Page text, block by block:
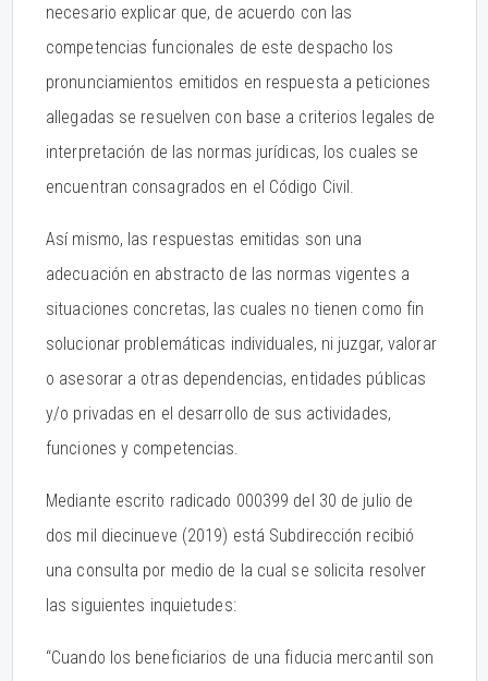
necesario explicar que, de acuerdo con las
competencias funcionales de este despacho los
pronunciamientos emitidos en respuesta a peticiones
allegadas se resuelven con base a criterios legales de
interpretación de las normas jurídicas, los cuales se
encuentran consagrados en el Código Civil.
Así mismo, las respuestas emitidas son una
adecuación en abstracto de las normas vigentes a
situaciones concretas, las cuales no tienen como fin
solucionar problemáticas individuales, ni juzgar, valorar
o asesorar a otras dependencias, entidades públicas
y/o privadas en el desarrollo de sus actividades,
funciones y competencias.
Mediante escrito radicado 000399 del 30 de julio de
dos mil diecinueve (2019) está Subdirección recibió
una consulta por medio de la cual se solicita resolver
las siguientes inquietudes:
“Cuando los beneficiarios de una fiducia mercantil son